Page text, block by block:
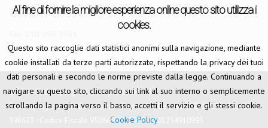
Al fine di fornire la migliore esperienza online questo sito utilizza i
cookies.
Questo sito raccoglie dati statistici anonimi sulla navigazione, mediante
cookie installati da terze parti autorizzate, rispettando la privacy dei tuoi
dati personali e secondo le norme previste dalla legge. Continuando a
navigare su questo sito, cliccando sui link al suo interno o semplicemente
scrollando la pagina verso il basso, accetti il servizio e gli stessi cookie.
Cookie Policy
Tel:010 098 3935
© 2024 Endofap Liguria. All rights reserved.
Endofap Liguria - Via Bartolomeo Bosco, 14, Genova (GE) 16121 - REA GE-
398623 - Codice Fiscale 95066040106 - P.iva 01254910993